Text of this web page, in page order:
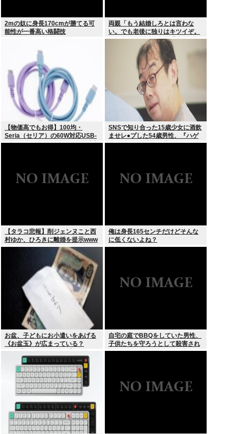
2mの奴に身長170cmが勝てる可
能性が一番高い格闘技
両親「もう結婚しろとは言わな
い。でも老後に独りはキツイぞ。
どうするんだ？」俺ら「…」
【物価高でもお得】100均・
Seria（セリア）の60W対応USB-
Cケーブル（ダイソーでは2倍以上
SNSで知り合った15歳少女に酒飲
ませレ●プした54歳男性、『ハゲ
かどうか』で意見が真っ二つに分
【タラコ悲報】削ジェンヌこと西
村ゆか、ひろきに離婚を提示www
俺は身長165センチだけどそんな
に低くないよね？
お盆、子どもにお小遣いをあげる
《お盆玉》が広まっている？
SNS「知らない風習」「なんか
嫌」違和感を抱く人も
自宅の庭でBBQをしていた男性、
子供たちを守ろうとして殺害され
てしまう